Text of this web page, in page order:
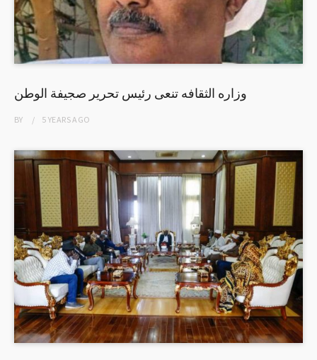
وزاره الثقافه تنعى رئيس تحرير صجيفة الوطن
BY 5 YEARSAGO